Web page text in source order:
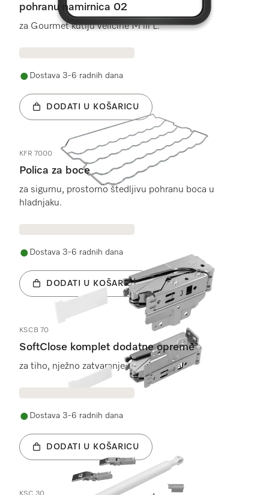
pohranu namirnica 02
za Gourmet kutiju veličine M ili L.
Dostava 3-6 radnih dana
DODATI U KOŠARICU
KFR 7000
Polica za boce
za sigurnu, prostorno štedljivu pohranu boca u
hladnjaku.
Dostava 3-6 radnih dana
DODATI U KOŠARICU
KSCB 70
SoftClose komplet dodatne opreme
za tiho, nježno zatvaranje vrata uređaja.
Dostava 3-6 radnih dana
DODATI U KOŠARICU